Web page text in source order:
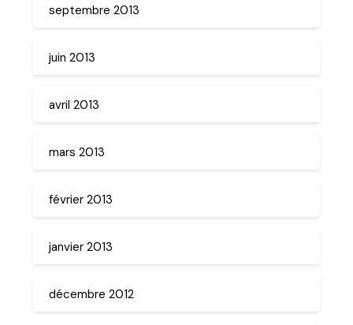
septembre 2013
juin 2013
avril 2013
mars 2013
février 2013
janvier 2013
décembre 2012